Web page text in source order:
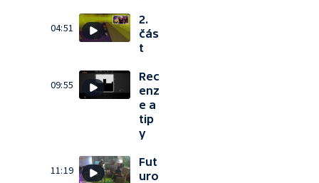
04:51
2.
čás
t
09:55
Rec
enz
e a
tip
y
11:19
Fut
uro